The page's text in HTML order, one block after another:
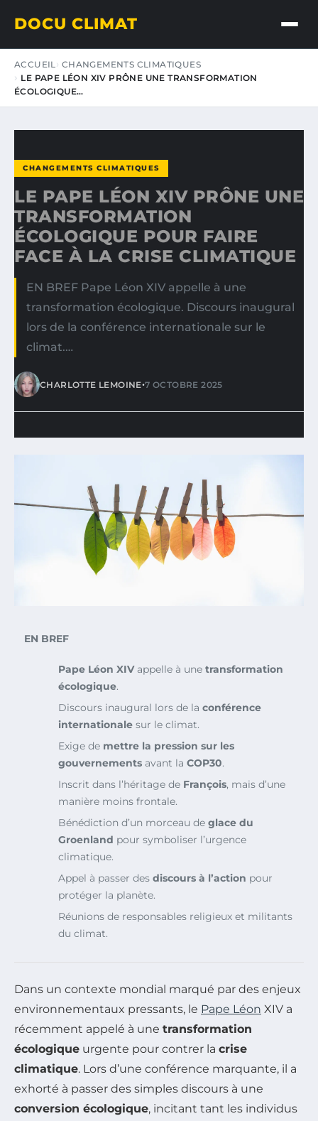
DOCU CLIMAT
ACCUEIL CHANGEMENTS CLIMATIQUES
LE PAPE LÉON XIV PRÔNE UNE TRANSFORMATION
ÉCOLOGIQUE…
CHANGEMENTS CLIMATIQUES
LE PAPE LÉON XIV PRÔNE UNE
TRANSFORMATION
ÉCOLOGIQUE POUR FAIRE
FACE À LA CRISE CLIMATIQUE
EN BREF Pape Léon XIV appelle à une
transformation écologique. Discours inaugural
lors de la conférence internationale sur le
climat.…
CHARLOTTE LEMOINE•7 OCTOBRE 2025
EN BREF
Pape Léon XIVappelle à une transformation
écologique.
Discours inaugural lors de la conférence
internationale sur le climat.
Exige de mettre la pression sur les
gouvernements avant la COP30.
Inscrit dans l’héritage de François, mais d’une
manière moins frontale.
Bénédiction d’un morceau de glace du
Groenland pour symboliser l’urgence
climatique.
Appel à passer des discours à l’action pour
protéger la planète.
Réunions de responsables religieux et militants
du climat.
Dans un contexte mondial marqué par des enjeux
environnementaux pressants, le Pape Léon XIV a
récemment appelé à une transformation
écologique urgente pour contrer la crise
climatique. Lors d’une conférence marquante, il a
exhorté à passer des simples discours à une
conversion écologique, incitant tant les individus